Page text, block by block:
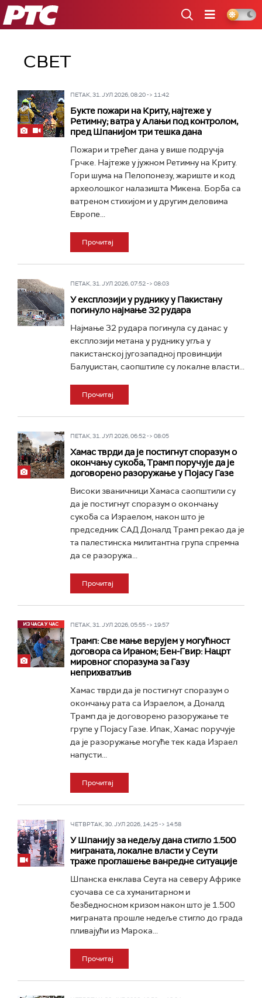
РТС
СВЕТ
ПЕТАК, 31. ЈУЛ 2026, 08:20 -> 11:42
Букте пожари на Криту, најтеже у
Ретимну; ватра у Алањи под контролом,
пред Шпанијом три тешка дана
Пожари и трећег дана у више подручја
Грчке. Најтеже у јужном Ретимну на Криту.
Гори шума на Пелопонезу, жариште и код
археолошког налазишта Микена. Борба са
ватреном стихијом и у другим деловима
Европе...
Прочитај
ПЕТАК, 31. ЈУЛ 2026, 07:52 -> 08:03
У експлозији у руднику у Пакистану
погинуло најмање 32 рудара
Најмање 32 рудара погинула су данас у
експлозији метана у руднику угља у
пакистанској југозападној провинцији
Балуџистан, саопштиле су локалне власти...
Прочитај
ПЕТАК, 31. ЈУЛ 2026, 06:52 -> 08:05
Хамас тврди да је постигнут споразум о
окончању сукоба, Трамп поручује да је
договорено разоружање у Појасу Газе
Високи званичници Хамаса саопштили су
да је постигнут споразум о окончању
сукоба са Израелом, након што је
председник САД Доналд Трамп рекао да је
та палестинска милитантна група спремна
да се разоружа...
Прочитај
ПЕТАК, 31. ЈУЛ 2026, 05:55 -> 19:57
Трамп: Све мање верујем у могућност
договора са Ираном; Бен-Гвир: Нацрт
мировног споразума за Газу
неприхватљив
Хамас тврди да је постигнут споразум о
окончању рата са Израелом, а Доналд
Трамп да је договорено разоружање те
групе у Појасу Газе. Ипак, Хамас поручује
да је разоружање могуће тек када Израел
напусти...
Прочитај
ЧЕТВРТАК, 30. ЈУЛ 2026, 14:25 -> 14:58
У Шпанију за недељу дана стигло 1.500
миграната, локалне власти у Сеути
траже проглашење ванредне ситуације
Шпанска енклава Сеута на северу Африке
суочава се са хуманитарном и
безбедносном кризом након што је 1.500
миграната прошле недеље стигло до града
пливајући из Марока...
Прочитај